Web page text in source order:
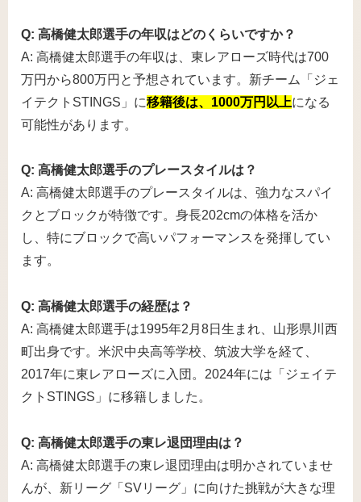
Q: 高橋健太郎選手の年収はどのくらいですか？
A: 高橋健太郎選手の年収は、東レアローズ時代は700
万円から800万円と予想されています。新チーム「ジェ
イテクトSTINGS」に移籍後は、1000万円以上になる
可能性があります。
Q: 高橋健太郎選手のプレースタイルは？
A: 高橋健太郎選手のプレースタイルは、強力なスパイ
クとブロックが特徴です。身長202cmの体格を活か
し、特にブロックで高いパフォーマンスを発揮してい
ます。
Q: 高橋健太郎選手の経歴は？
A: 高橋健太郎選手は1995年2月8日生まれ、山形県川西
町出身です。米沢中央高等学校、筑波大学を経て、
2017年に東レアローズに入団。2024年には「ジェイテ
クトSTINGS」に移籍しました。
Q: 高橋健太郎選手の東レ退団理由は？
A: 高橋健太郎選手の東レ退団理由は明かされていませ
んが、新リーグ「SVリーグ」に向けた挑戦が大きな理